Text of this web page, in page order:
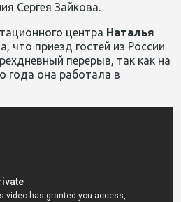
Сергея Зайкова.
центра Наталья
что приезд гостей из России
перерыв, так как на
года она работала в